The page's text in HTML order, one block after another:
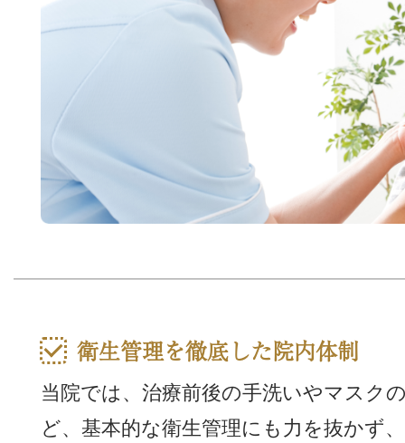
衛生管理を徹底した院内体制
当院では、治療前後の手洗いやマスク
ど、基本的な衛生管理にも力を抜かず